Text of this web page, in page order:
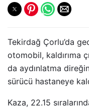
Tekirdağ Çorlu’da
otomobil, kaldırıma
da aydınlatma
sürücü hastaneye
Kaza, 22.15